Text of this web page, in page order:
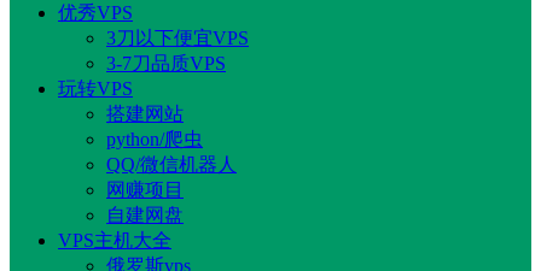
优秀VPS
3刀以下便宜VPS
3-7刀品质VPS
玩转VPS
搭建网站
python/爬虫
QQ/微信机器人
网赚项目
自建网盘
VPS主机大全
俄罗斯vps